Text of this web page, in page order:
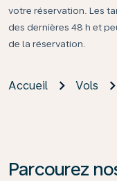
votre réservation. Les
des dernières 48 h et
de la réservation.
Accueil Vols
Parcourez